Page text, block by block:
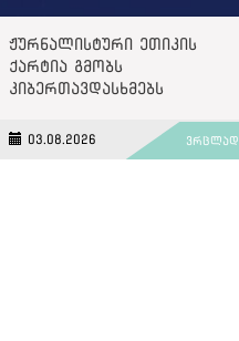
ჟურნალისტური ეთიკის
ქარტია გმობს
კიბერთავდასხმებს
03.08.2026 ვრცლად